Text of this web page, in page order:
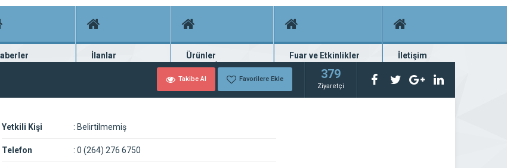
güncel haberler
İlanlar
Güncel seri ilanlar
Ürünler
Binlerce firma ürünü
Fuar ve Etkinlikler
Fuar ve etkinlik planları
İletişim
Bize ulaşın
Takibe Al Favorilere Ekle 379
Ziyaretçi
Yetkili Kişi : Belirtilmemiş
Telefon : 0 (264) 276 6750